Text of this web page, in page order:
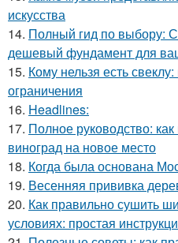
искусства
14. Полный гид по выбору:
дешевый фундамент для
15. Кому нельзя есть
ограничения
16. Headlines:
17. Полное руководство:
виноград на новое место
18. Когда была основана
19. Весенняя прививка
20. Как правильно сушить
условиях: простая